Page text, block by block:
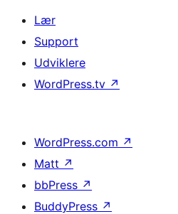
Lær
Support
Udviklere
WordPress.tv ↗
WordPress.com ↗
Matt ↗
bbPress ↗
BuddyPress ↗